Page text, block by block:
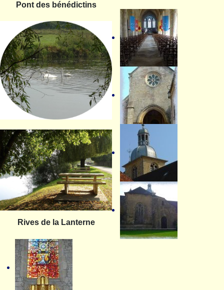
Pont des bénédictins
Rives de la Lanterne